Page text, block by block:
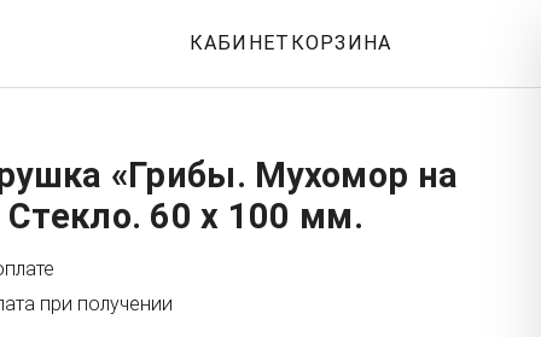
КАБИНЕТ КОРЗИНА
«Грибы. Мухомор на
60 x 100 мм.
при получении